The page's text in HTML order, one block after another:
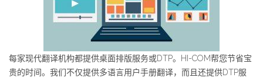
每家现代翻译机构都提供桌面排版服务或DTP。HI-COM帮您节省宝
贵的时间。我们不仅提供多语言用户手册翻译，而且还提供DTP服